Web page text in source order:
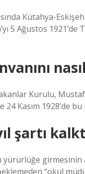
Kütahya-
5 Ağustos 1921’de
Kurulu,
Kasım 1928’de
şartı
girmesinin
“okul